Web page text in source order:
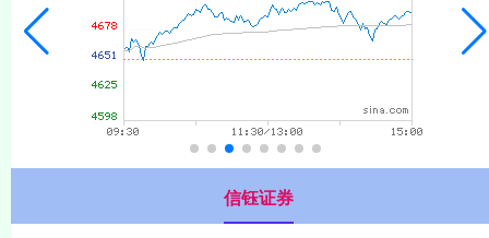
信钰证券